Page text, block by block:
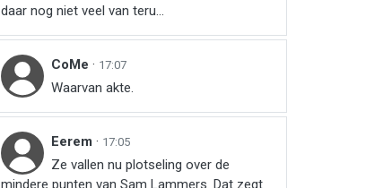
daar nog niet veel van teru...
CoMe · 17:07
Waarvan akte.
Eerem · 17:05
Ze vallen nu plotseling over de
mindere punten van Sam Lammers. Dat zegt